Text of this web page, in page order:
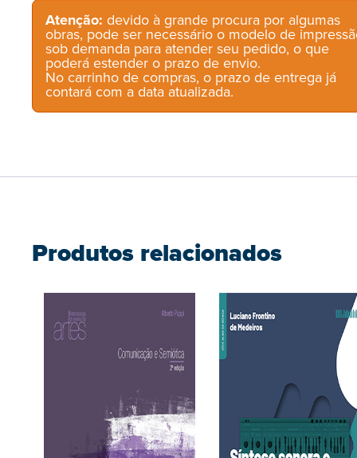
Atenção: devido à grande procura por algumas
obras, pode ser necessário o modelo de
sob demanda para atender seu pedido, o que
poderá estender o prazo de envio.
No carrinho de compras, o prazo de entrega já
contará com a data atualizada.
Produtos relacionados